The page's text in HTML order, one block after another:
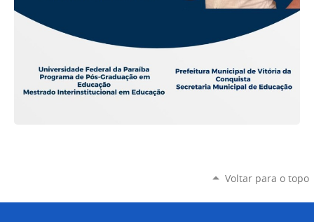
Voltar para o topo